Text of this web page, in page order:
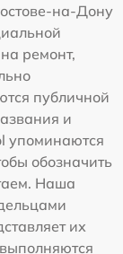
на-Дону
ремонт,
публичной
и
упоминаются
обозначить
Наша
их